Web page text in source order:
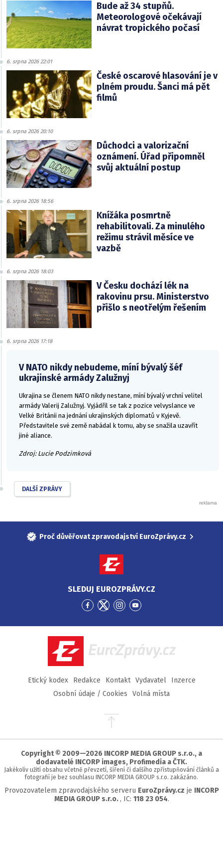
Bude až 34 stupňů.
Meteorologové očekávají
návrat tropického počasí
6. srpna 2026 22:01
České oscarové hlasování je v
plném proudu. Šanci má pět
filmů
6. srpna 2026 20:10
Důchodci a valorizační
oznámení. Úřad připomněl
svůj aktuální postup
6. srpna 2026 18:56
Knížáka posmrtně
rehabilitovali. Za minulého
režimu strávil měsíce ve
vazbě
6. srpna 2026 18:03
V Česku dochází lék na
rakovinu prsu. Ministerstvo
přišlo s neotřelým řešením
6. srpna 2026 17:18
V NATO nikdy nebudeme, míní bývalý šéf
ukrajinské armády Zalužnyj
Ukrajina se členem NATO nikdy nestane, míní bývalý vrchní velitel
armády Valerij Zalužnyj. Vyjádřil se tak z pozice velvyslance ve
Velké Británii na jednání ukrajinských diplomatů v Kyjevě.
Představitele své země nabádal k tomu, aby se snažila uzavřít
jiné aliance.
Zdroj: Lucie Podzimková
DALŠÍ ZPRÁVY
Proč důvěřovat zpravodajství EuroZprávy.cz
SLEDUJ EUROZPRÁVY.CZ
Přejít
Facebook
Přejít
Twitter
Přejít
Instagram
Přejít
YouTube
EuroZprávy.cz
Etický kodex Redakce Kontakt Vydavatel
Inzerce
Osobní údaje / Cookies
Volná místa
Přejít
stránky
Copyright © 2009—2026 INCORP MEDIA GROUP s.r.o., a
dodavatelé INCORP images, Profimedia a ČTK.
Jakékoliv užití obsahu včetně převzetí, šíření či dalšího zpřístupňování článků a
fotografií je bez souhlasu INCORP MEDIA GROUP s.r.o. zakázáno.
Provozovatelem zpravodajského serveru EuroZprávy.cz je INCORP
MEDIA GROUP s.r.o. , IC: 118 23 054.